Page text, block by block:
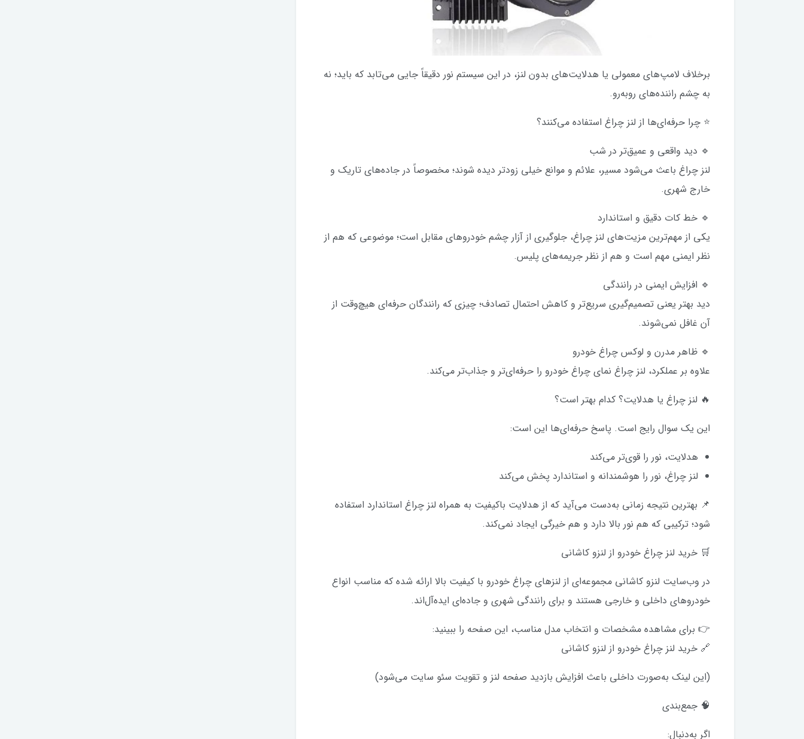
برخلاف لامپ‌های معمولی یا هدلایت‌های بدون لنز، در این سیستم نور دقیقاً جایی می‌تابد که باید؛ نه
به چشم راننده‌های روبه‌رو.
⭐ چرا حرفه‌ای‌ها از لنز چراغ استفاده می‌کنند؟
🔹 دید واقعی و عمیق‌تر در شب
لنز چراغ باعث می‌شود مسیر، علائم و موانع خیلی زودتر دیده شوند؛ مخصوصاً در جاده‌های تاریک و
خارج شهری.
🔹 خط کات دقیق و استاندارد
یکی از مهم‌ترین مزیت‌های لنز چراغ، جلوگیری از آزار چشم خودروهای مقابل است؛ موضوعی که هم از
نظر ایمنی مهم است و هم از نظر جریمه‌های پلیس.
🔹 افزایش ایمنی در رانندگی
دید بهتر یعنی تصمیم‌گیری سریع‌تر و کاهش احتمال تصادف؛ چیزی که رانندگان حرفه‌ای هیچ‌وقت از
آن غافل نمی‌شوند.
🔹 ظاهر مدرن و لوکس چراغ خودرو
علاوه بر عملکرد، لنز چراغ نمای چراغ خودرو را حرفه‌ای‌تر و جذاب‌تر می‌کند.
🔥 لنز چراغ یا هدلایت؟ کدام بهتر است؟
این یک سوال رایج است. پاسخ حرفه‌ای‌ها این است:
هدلایت، نور را قوی‌تر می‌کند
لنز چراغ، نور را هوشمندانه و استاندارد پخش می‌کند
📌 بهترین نتیجه زمانی به‌دست می‌آید که از هدلایت باکیفیت به همراه لنز چراغ استاندارد استفاده
شود؛ ترکیبی که هم نور بالا دارد و هم خیرگی ایجاد نمی‌کند.
🛒 خرید لنز چراغ خودرو از لنزو کاشانی
در وب‌سایت لنزو کاشانی مجموعه‌ای از لنزهای چراغ خودرو با کیفیت بالا ارائه شده که مناسب انواع
خودروهای داخلی و خارجی هستند و برای رانندگی شهری و جاده‌ای ایده‌آل‌اند.
👉 برای مشاهده مشخصات و انتخاب مدل مناسب، این صفحه را ببینید:
🔗 خرید لنز چراغ خودرو از لنزو کاشانی
(این لینک به‌صورت داخلی باعث افزایش بازدید صفحه لنز و تقویت سئو سایت می‌شود)
🧠 جمع‌بندی
اگر به‌دنبال: